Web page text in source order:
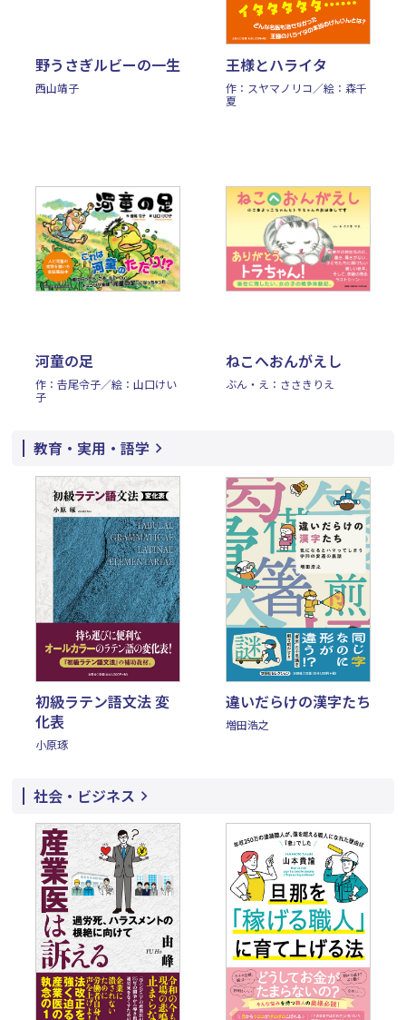
野うさぎルビーの一生
西山靖子
王様とハライタ
作：スヤマノリコ／絵：森千
夏
河童の足
作：𠮷尾令子／絵：山口けい
子
ねこへおんがえし
ぶん・え：ささきりえ
教育・実用・語学
初級ラテン語文法 変
化表
小原琢
違いだらけの漢字たち
増田浩之
社会・ビジネス